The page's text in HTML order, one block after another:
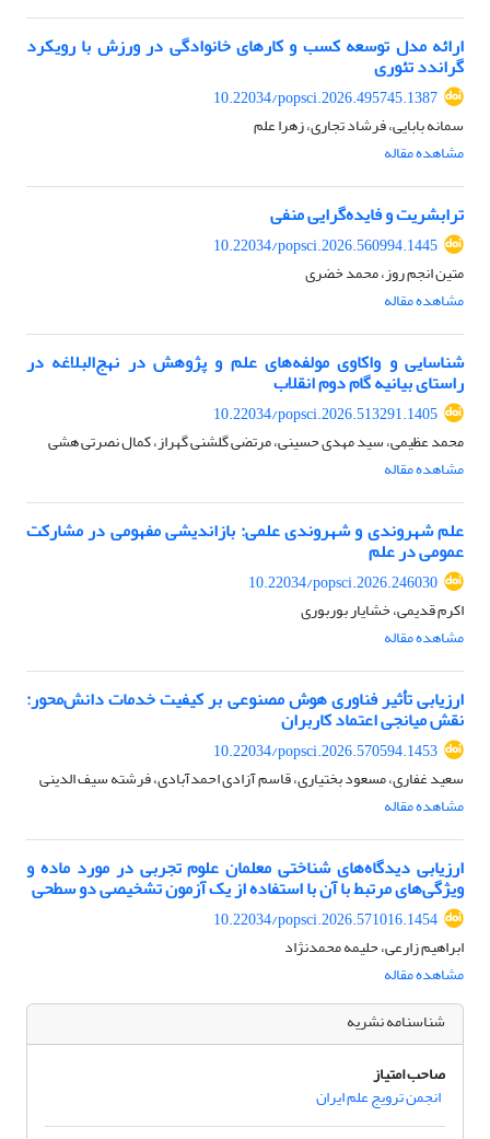
ارائه مدل توسعه کسب و کارهای خانوادگی در ورزش با رویکرد
گراندد تئوری
10.22034/popsci.2026.495745.1387
سمانه بابایی، فرشاد تجاری، زهرا علم
مشاهده مقاله
ترابشریت و فایده‌گرایی منفی
10.22034/popsci.2026.560994.1445
متین انجم روز، محمد خضری
مشاهده مقاله
شناسایی و واکاوی مولفه‌های علم و پژوهش در نهج‌البلاغه در
راستای بیانیه گام دوم انقلاب
10.22034/popsci.2026.513291.1405
محمد عظیمی، سید مهدی حسینی، مرتضی گلشنی گهراز، کمال نصرتی هشی
مشاهده مقاله
علم شهروندی و شهروندی علمی: بازاندیشی مفهومی در مشارکت
عمومی در علم
10.22034/popsci.2026.246030
اکرم قدیمی، خشایار بوربوری
مشاهده مقاله
ارزیابی تأثیر فناوری هوش مصنوعی بر کیفیت خدمات دانش‌محور:
نقش میانجی اعتماد کاربران
10.22034/popsci.2026.570594.1453
سعید غفاری، مسعود بختیاری، قاسم آزادی احمدآبادی، فرشته سیف الدینی
مشاهده مقاله
ارزیابی دیدگاه‌های شناختی معلمان علوم تجربی در مورد ماده و
ویژگی‌های مرتبط با آن با استفاده از یک آزمون تشخیصی دو سطحی
10.22034/popsci.2026.571016.1454
ابراهیم زارعی، حلیمه محمدنژاد
مشاهده مقاله
شناسنامه نشریه
صاحب امتیاز
انجمن ترویج علم ایران